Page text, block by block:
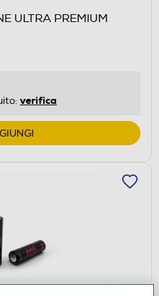
ULTRA PREMIUM
verifica